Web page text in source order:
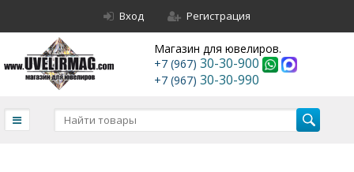
Вход Регистрация
Магазин для ювелиров.
+7 (967) 30-30-900
+7 (967) 30-30-990